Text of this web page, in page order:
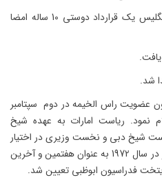
اوت 1971 بحرین مستقل شد و با انگلیس یک قرارداد دوستی 10 ساله امضا
عضویت راس الخیمه در دوم سپتامبر
نمود. ریاست امارات به عهده شیخ
شیخ دبی و نخست وزیری در اختیار
فرزندش قرار گرفت. راس الخیمه نیز در سال 1972 به عنوان هفتمین و آخرین
فدراسیون ابوظبی تعیین شد.